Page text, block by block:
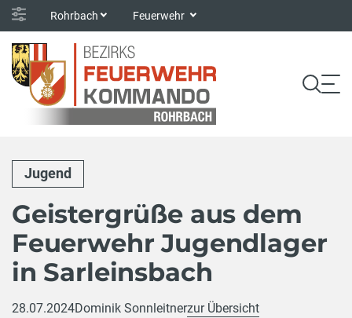
Rohrbach Feuerwehr
Jugend
Geistergrüße aus dem
Feuerwehr Jugendlager
in Sarleinsbach
28.07.2024Dominik Sonnleitnerzur Übersicht